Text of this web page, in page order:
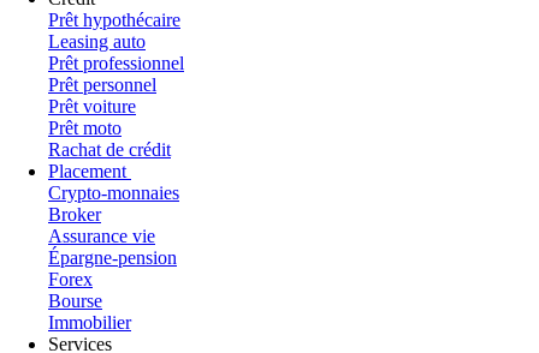
Prêt hypothécaire
Leasing auto
Prêt professionnel
Prêt personnel
Prêt voiture
Prêt moto
Rachat de crédit
Placement
Crypto-monnaies
Broker
Assurance vie
Épargne-pension
Forex
Bourse
Immobilier
Services